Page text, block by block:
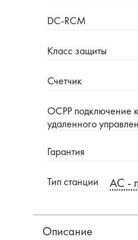
DC-RCM
Класс защиты
Счетчик
OCPP подключение
удаленного
Гарантия
Тип станции AC -
Описание